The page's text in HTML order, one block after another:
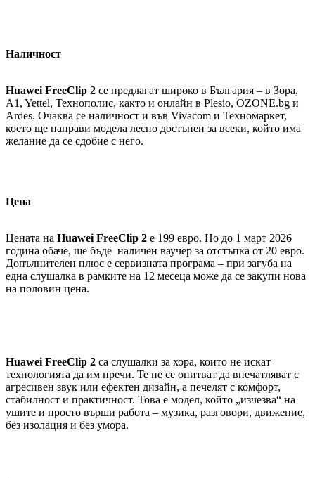
Наличност
Huawei FreeClip 2 се предлагат широко в България – в Зора,
A1, Yettel, Технополис, както и онлайн в Plesio, OZONE.bg и
Ardes. Очаква се наличност и във Vivacom и Техномаркет,
което ще направи модела лесно достъпен за всеки, който има
желание да се сдобие с него.
Цена
Цената на Huawei FreeClip 2 е 199 евро. Но до 1 март 2026
година обаче, ще бъде наличен ваучер за отстъпка от 20 евро.
Допълнителен плюс е сервизната програма – при загуба на
една слушалка в рамките на 12 месеца може да се закупи нова
на половин цена.
Huawei FreeClip 2 са слушалки за хора, които не искат
технологията да им пречи. Те не се опитват да впечатляват с
агресивен звук или ефектен дизайн, а печелят с комфорт,
стабилност и практичност. Това е модел, който „изчезва“ на
ушите и просто върши работа – музика, разговори, движение,
без изолация и без умора.